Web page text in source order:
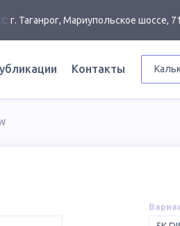
г. Таганрог, Мариупольское шоссе,
Контакты